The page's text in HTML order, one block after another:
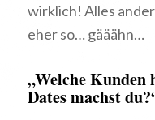
wirklich! Alles
eher so… gääähn…
„Welche Kunden
Dates machst